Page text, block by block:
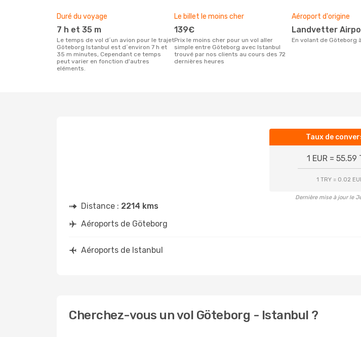
Duré du voyage
7 h et 35 m
Le temps de vol d´un avion pour le trajet
Göteborg Istanbul est d´environ 7 h et
35 m minutes, Cependant ce temps
peut varier en fonction d'autres
eléments.
Le billet le moins cher
139€
Prix le moins cher pour un vol aller
simple entre Göteborg avec Istanbul
trouvé par nos clients au cours des 72
dernières heures
Aéroport d'origine
Landvetter
En volant de Göteborg
Taux de
1 EUR = 55.59
1 TRY = 0.02
Dernière mise à jour le
Distance : 2214 kms
Aéroports de Göteborg
Aéroports de Istanbul
Cherchez-vous un vol Göteborg - Istanbul ?